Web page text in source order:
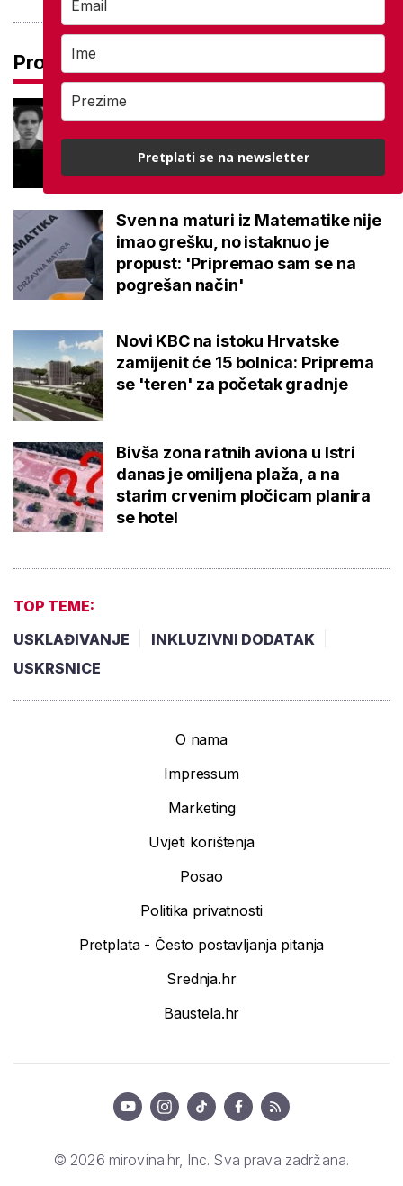
Pročitaj još
Najtužnija objava škole, preminuo
dobroti i osmijehu'
Sven na maturi iz Matematike nije
imao grešku, no istaknuo je
propust: 'Pripremao sam se na
pogrešan način'
Novi KBC na istoku Hrvatske
zamijenit će 15 bolnica: Priprema
se 'teren' za početak gradnje
Bivša zona ratnih aviona u Istri
danas je omiljena plaža, a na
starim crvenim pločicam planira
se hotel
TOP TEME:
USKLAĐIVANJE
INKLUZIVNI DODATAK
USKRSNICE
O nama
Impressum
Marketing
Uvjeti korištenja
Posao
Politika privatnosti
Pretplata - Često postavljanja pitanja
Srednja.hr
Baustela.hr
© 2026 mirovina.hr, Inc. Sva prava zadržana.
Pretplati se na newsletter